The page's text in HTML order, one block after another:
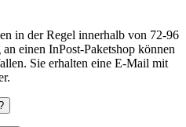
in der Regel innerhalb von 72-96
einen InPost-Paketshop können
Sie erhalten eine E-Mail mit